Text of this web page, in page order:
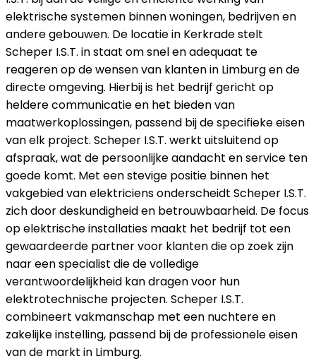
elektrische systemen binnen woningen, bedrijven en
andere gebouwen. De locatie in Kerkrade stelt
Scheper I.S.T. in staat om snel en adequaat te
reageren op de wensen van klanten in Limburg en de
directe omgeving. Hierbij is het bedrijf gericht op
heldere communicatie en het bieden van
maatwerkoplossingen, passend bij de specifieke eisen
van elk project. Scheper I.S.T. werkt uitsluitend op
afspraak, wat de persoonlijke aandacht en service ten
goede komt. Met een stevige positie binnen het
vakgebied van elektriciens onderscheidt Scheper I.S.T.
zich door deskundigheid en betrouwbaarheid. De focus
op elektrische installaties maakt het bedrijf tot een
gewaardeerde partner voor klanten die op zoek zijn
naar een specialist die de volledige
verantwoordelijkheid kan dragen voor hun
elektrotechnische projecten. Scheper I.S.T.
combineert vakmanschap met een nuchtere en
zakelijke instelling, passend bij de professionele eisen
van de markt in Limburg.